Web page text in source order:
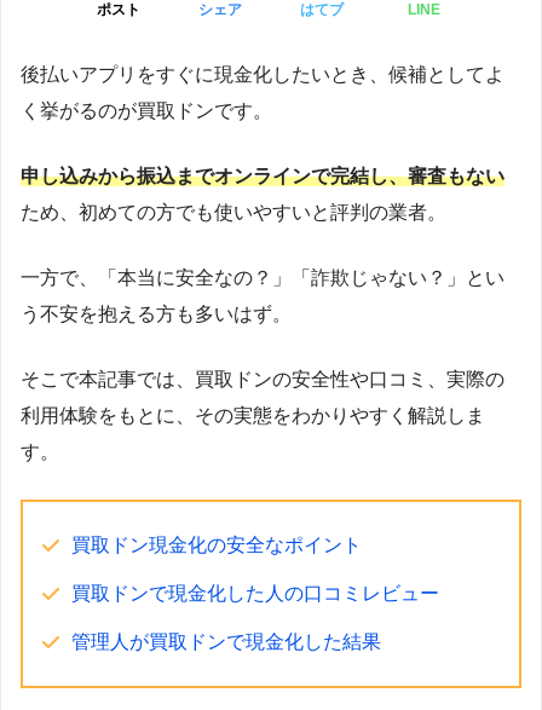
ポスト シェア はてブ LINE
後払いアプリをすぐに現金化したいとき、候補としてよ
く挙がるのが買取ドンです。
申し込みから振込までオンラインで完結し、審査もない
ため、初めての方でも使いやすいと評判の業者。
一方で、「本当に安全なの？」「詐欺じゃない？」とい
う不安を抱える方も多いはず。
そこで本記事では、買取ドンの安全性や口コミ、実際の
利用体験をもとに、その実態をわかりやすく解説しま
す。
買取ドン現金化の安全なポイント
買取ドンで現金化した人の口コミレビュー
管理人が買取ドンで現金化した結果